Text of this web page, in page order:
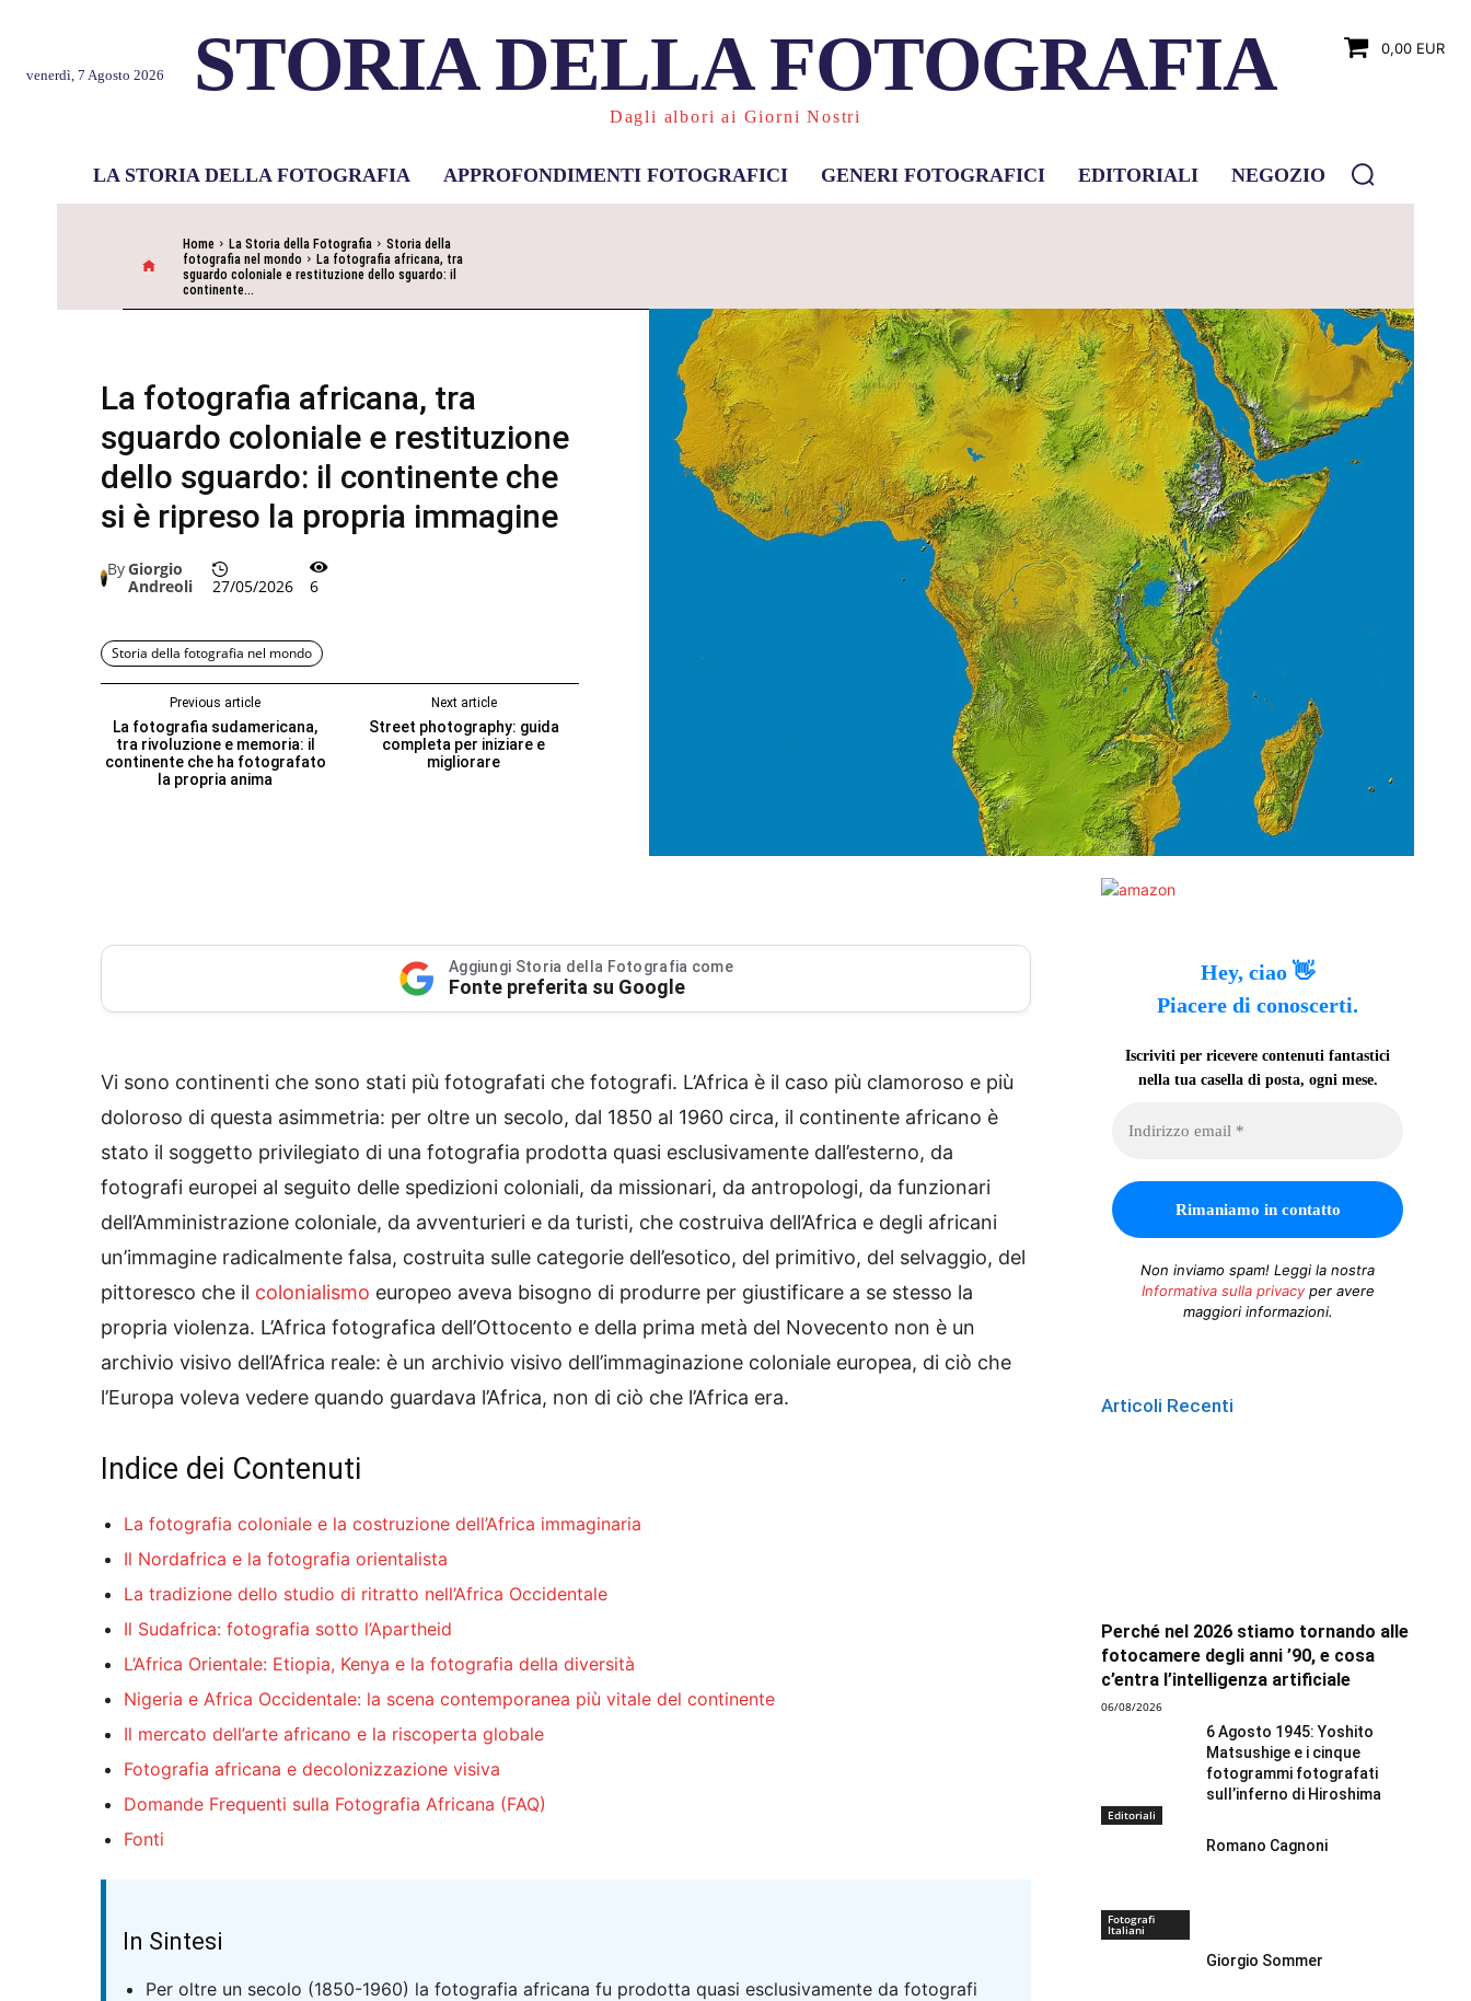
venerdì, 7 Agosto 2026 STORIA DELLA FOTOGRAFIA
Dagli albori ai Giorni Nostri
0,00 EUR
LA STORIA DELLA FOTOGRAFIA APPROFONDIMENTI FOTOGRAFICI GENERI FOTOGRAFICI EDITORIALI NEGOZIO
Home La Storia della Fotografia
Storia della
fotografia nel mondo
La fotografia africana, tra
sguardo coloniale e restituzione dello sguardo: il
continente...
La fotografia africana, tra
sguardo coloniale e restituzione
dello sguardo: il continente che
si è ripreso la propria immagine
ByGiorgio
Andreoli
27/05/2026 6
Storia della fotografia nel mondo
Previous article
La fotografia sudamericana,
tra rivoluzione e memoria: il
continente che ha fotografato
la propria anima
Next article
Street photography: guida
completa per iniziare e
migliorare
Aggiungi Storia della Fotografia come
Fonte preferita su Google
Vi sono continenti che sono stati più fotografati che fotografi. L’Africa è il caso più clamoroso e più
doloroso di questa asimmetria: per oltre un secolo, dal 1850 al 1960 circa, il continente africano è
stato il soggetto privilegiato di una fotografia prodotta quasi esclusivamente dall’esterno, da
fotografi europei al seguito delle spedizioni coloniali, da missionari, da antropologi, da funzionari
dell’Amministrazione coloniale, da avventurieri e da turisti, che costruiva dell’Africa e degli africani
un’immagine radicalmente falsa, costruita sulle categorie dell’esotico, del primitivo, del selvaggio, del
pittoresco che il colonialismo europeo aveva bisogno di produrre per giustificare a se stesso la
propria violenza. L’Africa fotografica dell’Ottocento e della prima metà del Novecento non è un
archivio visivo dell’Africa reale: è un archivio visivo dell’immaginazione coloniale europea, di ciò che
l’Europa voleva vedere quando guardava l’Africa, non di ciò che l’Africa era.
Indice dei Contenuti
La fotografia coloniale e la costruzione dell’Africa immaginaria
Il Nordafrica e la fotografia orientalista
La tradizione dello studio di ritratto nell’Africa Occidentale
Il Sudafrica: fotografia sotto l’Apartheid
L’Africa Orientale: Etiopia, Kenya e la fotografia della diversità
Nigeria e Africa Occidentale: la scena contemporanea più vitale del continente
Il mercato dell’arte africano e la riscoperta globale
Fotografia africana e decolonizzazione visiva
Domande Frequenti sulla Fotografia Africana (FAQ)
Fonti
In Sintesi
Per oltre un secolo (1850-1960) la fotografia africana fu prodotta quasi esclusivamente da fotografi
Hey, ciao 👋
Piacere di conoscerti.
Iscriviti per ricevere contenuti fantastici
nella tua casella di posta, ogni mese.
Non inviamo spam! Leggi la nostra
Informativa sulla privacyper avere
maggiori informazioni.
Articoli Recenti
Perché nel 2026 stiamo tornando alle
fotocamere degli anni ’90, e cosa
c’entra l’intelligenza artificiale
06/08/2026
Editoriali
6 Agosto 1945: Yoshito
Matsushige e i cinque
fotogrammi fotografati
sull’inferno di Hiroshima
Fotografi
Italiani
Romano Cagnoni
Giorgio Sommer